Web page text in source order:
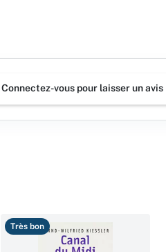
Connectez-vous pour laisser un avis
Très bon